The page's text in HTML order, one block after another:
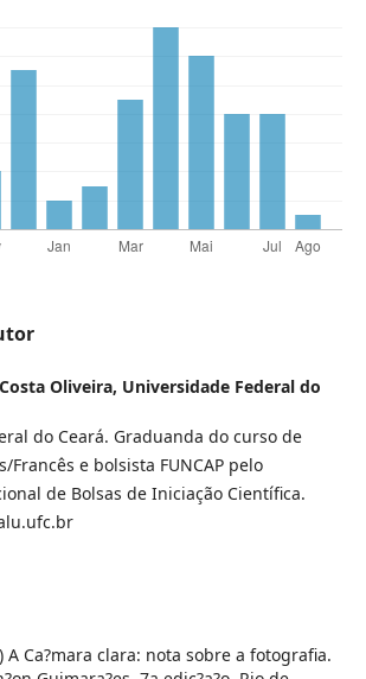
Oliveira, Universidade Federal do
do Ceará. Graduanda do curso de
Francês e bolsista FUNCAP pelo
de Bolsas de Iniciação Científica.
A Ca?mara clara: nota sobre a fotografia.